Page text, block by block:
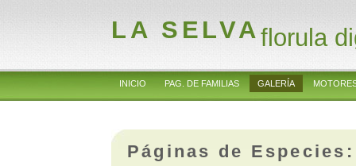
LA SELVAflorula
INICIO PAG. DE FAMILIAS GALERÍA
Páginas de